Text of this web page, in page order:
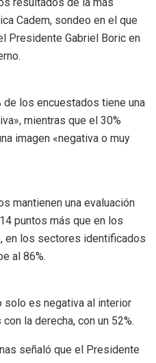
Cadem, sondeo en el que
Presidente Gabriel Boric en
los encuestados tiene una
mientras que el 30%
imagen «negativa o muy
mantienen una evaluación
puntos más que en los
en los sectores identificados
al 86%.
solo es negativa al interior
la derecha, con un 52%.
señaló que el Presidente